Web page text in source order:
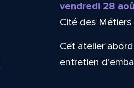
vendredi 28
Cité des
Cet atelier
entretien